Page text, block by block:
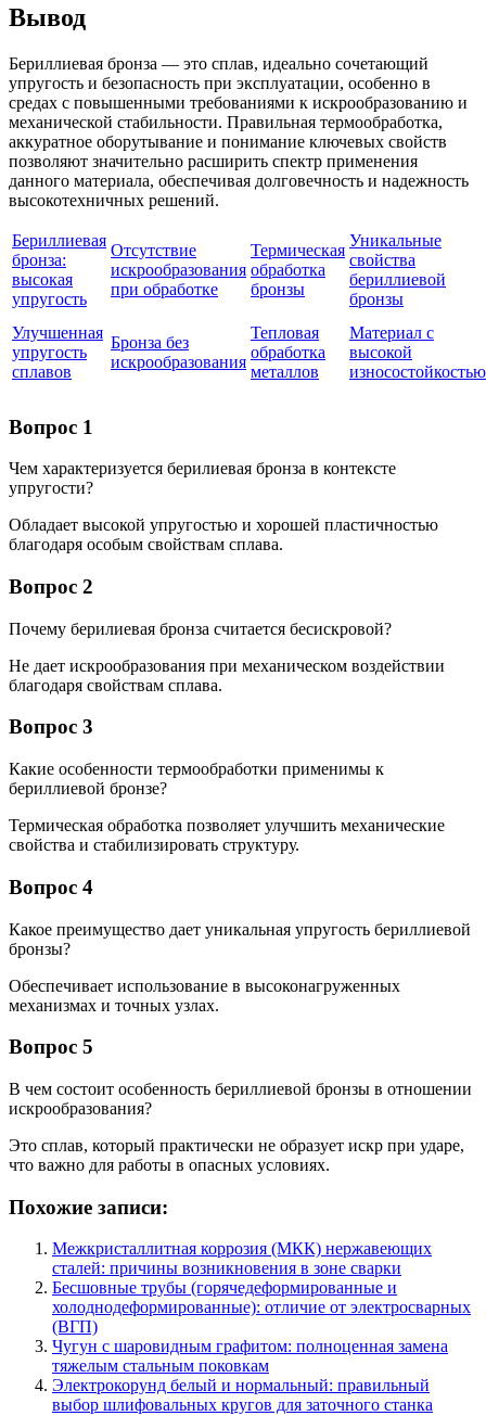
Вывод
Бериллиевая бронза — это сплав, идеально сочетающий
упругость и безопасность при эксплуатации, особенно в
средах с повышенными требованиями к искрообразованию и
механической стабильности. Правильная термообработка,
аккуратное оборутывание и понимание ключевых свойств
позволяют значительно расширить спектр применения
данного материала, обеспечивая долговечность и надежность
высокотехничных решений.
Бериллиевая
бронза:
высокая
упругость
Отсутствие
искрообразования
при обработке
Термическая
обработка
бронзы
Уникальные
свойства
бериллиевой
бронзы
Улучшенная
упругость
сплавов
Бронза без
искрообразования
Тепловая
обработка
металлов
Материал с
высокой
износостойкостью
Вопрос 1
Чем характеризуется берилиевая бронза в контексте
упругости?
Обладает высокой упругостью и хорошей пластичностью
благодаря особым свойствам сплава.
Вопрос 2
Почему берилиевая бронза считается бесискровой?
Не дает искрообразования при механическом воздействии
благодаря свойствам сплава.
Вопрос 3
Какие особенности термообработки применимы к
бериллиевой бронзе?
Термическая обработка позволяет улучшить механические
свойства и стабилизировать структуру.
Вопрос 4
Какое преимущество дает уникальная упругость бериллиевой
бронзы?
Обеспечивает использование в высоконагруженных
механизмах и точных узлах.
Вопрос 5
В чем состоит особенность бериллиевой бронзы в отношении
искрообразования?
Это сплав, который практически не образует искр при ударе,
что важно для работы в опасных условиях.
Похожие записи:
Межкристаллитная коррозия (МКК) нержавеющих
сталей: причины возникновения в зоне сварки
Бесшовные трубы (горячедеформированные и
холоднодеформированные): отличие от электросварных
(ВГП)
Чугун с шаровидным графитом: полноценная замена
тяжелым стальным поковкам
Электрокорунд белый и нормальный: правильный
выбор шлифовальных кругов для заточного станка